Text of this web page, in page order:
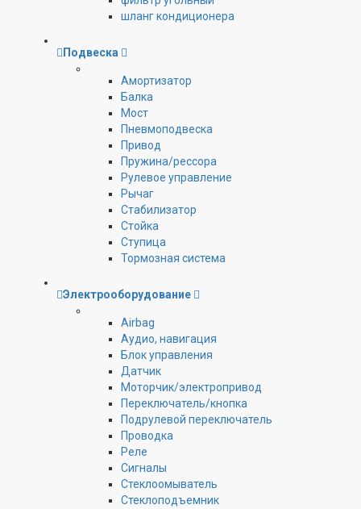
шланг кондиционера
Подвеска
Амортизатор
Балка
Мост
Пневмоподвеска
Привод
Пружина/рессора
Рулевое управление
Рычаг
Стабилизатор
Стойка
Ступица
Тормозная система
Электрооборудование
Airbag
Аудио, навигация
Блок управления
Датчик
Моторчик/электропривод
Переключатель/кнопка
Подрулевой переключатель
Проводка
Реле
Сигналы
Стеклоомыватель
Стеклоподъемник